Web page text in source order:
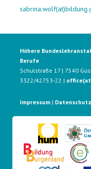
Höhere
Berufe
Schulstraße 17 | 7540
3322/42753-22 |
Impressum | Datenschutz